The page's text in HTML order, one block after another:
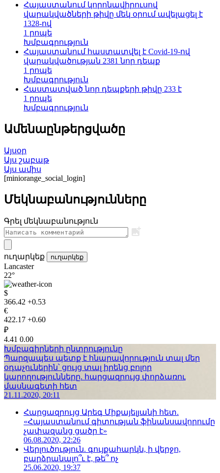
Հայաստանում կորոնավիրուսով
վարակվածների թիվը մեկ օրում ավելացել է
1328-ով
1 րոպե
Խմբագրություն
Հայաստանում հաստատվել է Covid-19-ով
վարակվածության 2381 նոր դեպք
1 րոպե
Խմբագրություն
Հաստատված նոր դեպքերի թիվը 233 է
1 րոպե
Խմբագրություն
Ամենաընթերցվածը
Այսօր
Այս շաբաթ
Այս ամիս
[miniorange_social_login]
Մեկնաբանությունները
Գրել մեկնաբանություն
ուղարկեք ուղարկեք
Lancaster
22°
$
366.42 +0.53
€
422.17 +0.60
₽
4.41 0.00
Խմբագիրների ընտրությունը
Պարզապես պետք է հնարավորություն տալ մեր
օդաչուներին՝ ցույց տալ իրենց բոլոր
կարողությունները. հարցազրույց փորձառու
մասնագետի հետ
21.11.2020, 20:11
Հարցազրույց Արեգ Միքայելյանի հետ.
«Հայաստանում գիտության ֆինանսավորումը
չափազանց ցածր է»
06.08.2020, 22:26
Վերլուծություն. գույքահարկն, ի վերջո,
բարձրանալո՞ւ է, թե՞ ոչ
25.06.2020, 19:37